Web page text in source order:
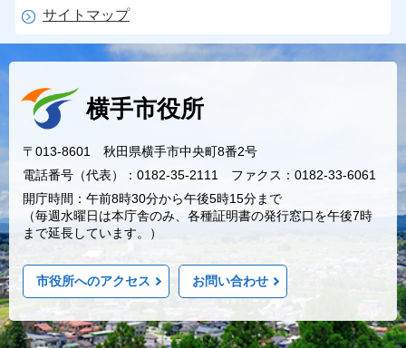
サイトマップ
横手市役所
〒013-8601 秋田県横手市中央町8番2号
電話番号（代表）：0182-35-2111 ファクス：0182-33-6061
開庁時間：午前8時30分から午後5時15分まで
（毎週水曜日は本庁舎のみ、各種証明書の発行窓口を午後7時
まで延長しています。）
市役所へのアクセス お問い合わせ